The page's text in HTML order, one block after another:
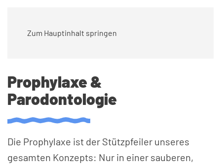
Zum Hauptinhalt springen
Prophylaxe &
Parodontologie
Die Prophylaxe ist der Stützpfeiler unseres
gesamten Konzepts: Nur in einer sauberen,